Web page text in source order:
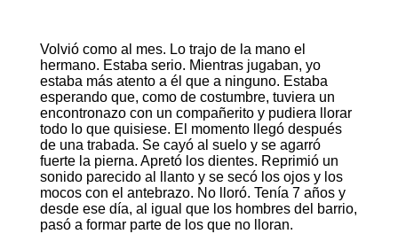
Volvió como al mes. Lo trajo de la mano el
hermano. Estaba serio. Mientras jugaban, yo
estaba más atento a él que a ninguno. Estaba
esperando que, como de costumbre, tuviera un
encontronazo con un compañerito y pudiera llorar
todo lo que quisiese. El momento llegó después
de una trabada. Se cayó al suelo y se agarró
fuerte la pierna. Apretó los dientes. Reprimió un
sonido parecido al llanto y se secó los ojos y los
mocos con el antebrazo. No lloró. Tenía 7 años y
desde ese día, al igual que los hombres del barrio,
pasó a formar parte de los que no lloran.